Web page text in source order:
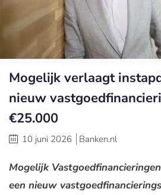
Mogelijk verlaagt
nieuw
€25.000
10 juni 2026 Banken.nl
Mogelijk
een nieuw